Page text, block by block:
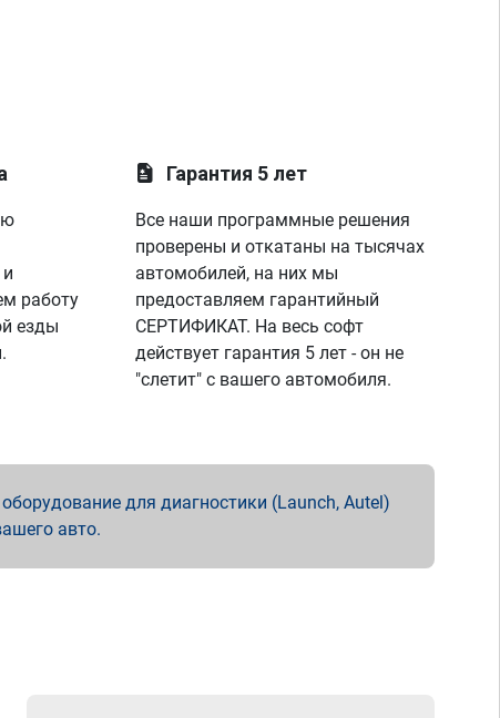
работу
езды
Гарантия 5 лет
Все наши программные решения
проверены и откатаны на тысячах
автомобилей, на них мы
предоставляем гарантийный
СЕРТИФИКАТ. На весь софт
действует гарантия 5 лет - он не
"слетит" с вашего автомобиля.
для диагностики (Launch, Autel)
авто.